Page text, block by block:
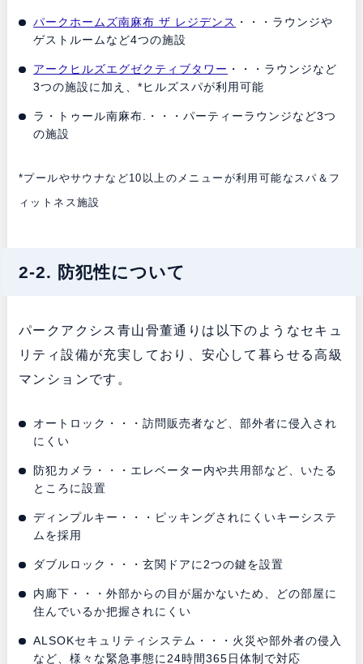
パークホームズ南麻布 ザ レジデンス ・・・ラウンジや
ゲストルームなど4つの施設
アークヒルズエグゼクティブタワー ・・・ラウンジなど
3つの施設に加え、*ヒルズスパが利用可能
ラ・トゥール南麻布.・・・パーティーラウンジなど3つ
の施設
*プールやサウナなど10以上のメニューが利用可能なスパ＆フ
ィットネス施設
2-2. 防犯性について
パークアクシス青山骨董通りは以下のようなセキュ
リティ設備が充実しており、安心して暮らせる高級
マンションです。
オートロック・・・訪問販売者など、部外者に侵入され
にくい
防犯カメラ・・・エレベーター内や共用部など、いたる
ところに設置
ディンプルキー・・・ピッキングされにくいキーシステ
ムを採用
ダブルロック・・・玄関ドアに2つの鍵を設置
内廊下・・・外部からの目が届かないため、どの部屋に
住んでいるか把握されにくい
ALSOKセキュリティシステム・・・火災や部外者の侵入
など、様々な緊急事態に24時間365日体制で対応